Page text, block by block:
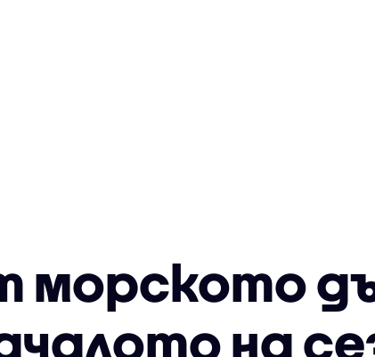
морското
на